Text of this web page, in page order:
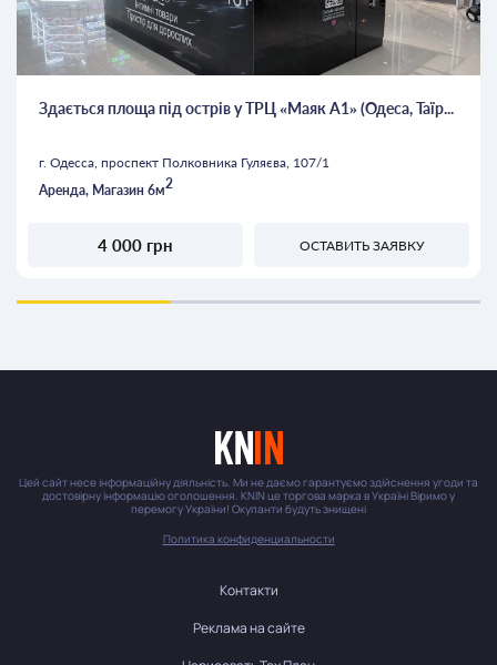
Здається площа під острів у ТРЦ «Маяк А1» (Одеса, Таїр...
г. Одесса, проспект Полковника Гуляєва, 107/1
Аренда, Магазин 6м2
4 000 грн ОСТАВИТЬ ЗАЯВКУ
Цей сайт несе інформаційну діяльність. Ми не даємо гарантуємо здійснення угоди та
достовірну інформацію оголошення. KNIN це торгова марка в Україні Віримо у
перемогу України! Окупанти будуть знищені
Политика конфиденциальности
Контакти
Реклама на сайте